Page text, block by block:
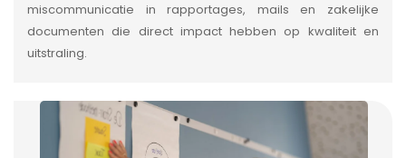
miscommunicatie in rapportages, mails en zakelijke
documenten die direct impact hebben op kwaliteit en
uitstraling.